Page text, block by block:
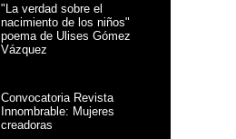
"La verdad sobre el
nacimiento de los niños"
poema de Ulises Gómez
Vázquez
Convocatoria Revista
Innombrable: Mujeres
creadoras